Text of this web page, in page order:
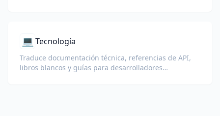
💻 Tecnología
Traduce documentación técnica, referencias de API,
libros blancos y guías para desarrolladores